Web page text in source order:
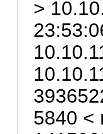
>
5840 <